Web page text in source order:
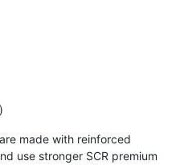
made with reinforced
use stronger SCR premium